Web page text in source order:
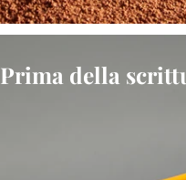
Prima della